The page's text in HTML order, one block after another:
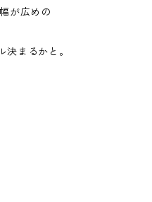
が広めの
まるかと。